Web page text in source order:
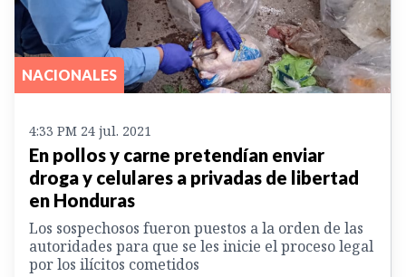
NACIONALES
4:33 PM 24 jul. 2021
En pollos y carne pretendían enviar
droga y celulares a privadas de libertad
en Honduras
Los sospechosos fueron puestos a la orden de las
autoridades para que se les inicie el proceso legal
por los ilícitos cometidos